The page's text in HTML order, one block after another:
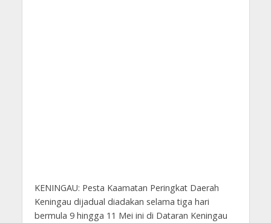
KENINGAU: Pesta Kaamatan Peringkat Daerah
Keningau dijadual diadakan selama tiga hari
bermula 9 hingga 11 Mei ini di Dataran Keningau